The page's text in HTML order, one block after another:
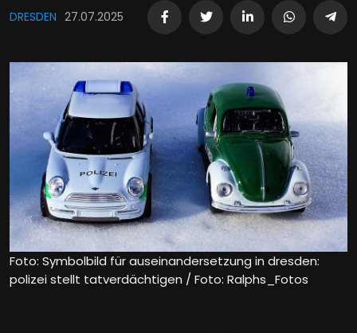
DRESDEN 27.07.2025
Foto: Symbolbild für auseinandersetzung in dresden:
polizei stellt tatverdächtigen / Foto: Ralphs_Fotos